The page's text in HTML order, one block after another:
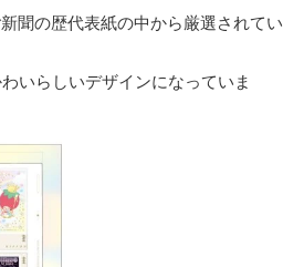
聞の歴代表紙の中から厳選されてい
いらしいデザインになっていま